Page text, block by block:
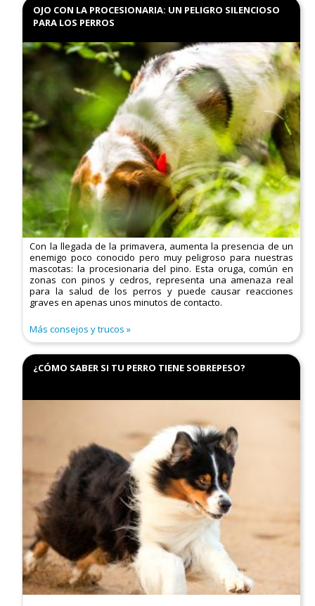
OJO CON LA PROCESIONARIA: UN PELIGRO SILENCIOSO
PARA LOS PERROS
Con la llegada de la primavera, aumenta la presencia de un
enemigo poco conocido pero muy peligroso para nuestras
mascotas: la procesionaria del pino. Esta oruga, común en
zonas con pinos y cedros, representa una amenaza real
para la salud de los perros y puede causar reacciones
graves en apenas unos minutos de contacto.
Más consejos y trucos
¿CÓMO SABER SI TU PERRO TIENE SOBREPESO?